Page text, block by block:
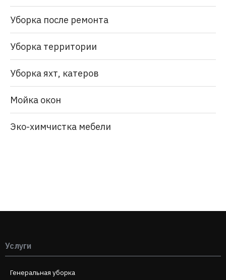
Уборка после ремонта
Уборка территории
Уборка яхт, катеров
Мойка окон
Эко-химчистка мебели
Услуги
Генеральная уборка